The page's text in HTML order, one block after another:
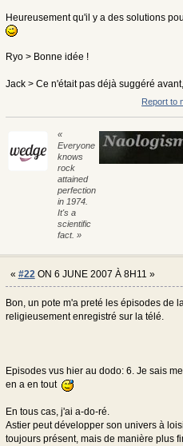
Heureusement qu'il y a des solutions
Ryo > Bonne idée !
Jack > Ce n'était pas déjà suggéré
Report to
«
Everyone
knows
rock
attained
perfection
in 1974.
It's a
scientific
fact. »
« #22 ON 6 JUNE 2007 À 8H11 »
Bon, un pote m'a preté les épisodes de
religieusement enregistré sur la télé.
Episodes vus hier au dodo: 6. Je sais
en a en tout
En tous cas, j'ai a-do-ré.
Astier peut développer son univers à
toujours présent, mais de manière plus